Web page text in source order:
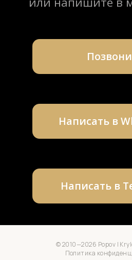
© 2010—2026 Popov |
Политика